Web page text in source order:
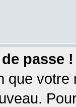
passe !
que